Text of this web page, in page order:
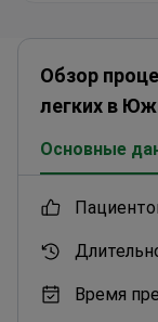
Обзор
легких в
Основные
Время